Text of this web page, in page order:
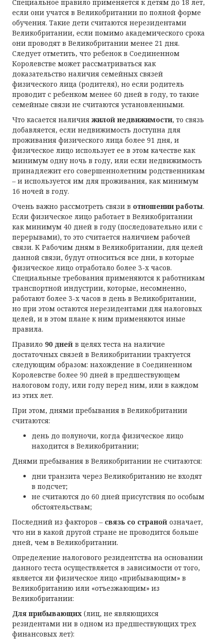
Специальное правило применяется к детям до 18 лет,
если они учатся в Великобритании по полной форме
обучения. Такие дети считаются нерезидентами
Великобритании, если помимо академического срока
они проводят в Великобритании менее 21 дня.
Следует отметить, что ребенок в Соединенном
Королевстве может рассматриваться как
доказательство наличия семейных связей
физического лица (родителя), но если родитель
проводит с ребенком менее 60 дней в году, то такие
семейные связи не считаются установленными.
Что касается наличия жилой недвижимости, то связь
добавляется, если недвижимость доступна для
проживания физического лица более 91 дня, и
физическое лицо использует ее в этом качестве как
минимум одну ночь в году, или если недвижимость
принадлежит его совершеннолетним родственникам
– и используется им для проживания, как минимум
16 ночей в году.
Очень важно рассмотреть связи в отношении работы.
Если физическое лицо работает в Великобритании
как минимум 40 дней в году (последовательно или с
перерывами), то это считается наличием рабочей
связи. К Рабочим дням в Великобритании, для целей
данной связи, будут относиться все дни, в которые
физическое лицо отработало более 3-х часов.
Специальные требования применяются к работникам
транспортной индустрии, которые, несомненно,
работают более 3-х часов в день в Великобритании,
но при этом остаются нерезидентами для налоговых
целей, и в этом плане к ним применяются иные
правила.
Правило 90 дней в целях теста на наличие
достаточных связей в Великобритании трактуется
следующим образом: нахождение в Соединенном
Королевстве более 90 дней в предшествующем
налоговом году, или году перед ним, или в каждом
из этих лет.
При этом, днями пребывания в Великобритании
считаются:
день до полуночи, когда физическое лицо
находится в Великобритании;
Днями пребывания в Великобритании не считаются:
дни транзита через Великобританию не входят
в подсчет;
не считаются до 60 дней присутствия по особым
обстоятельствам;
Последний из факторов – связь со страной означает,
что ни в какой другой стране не проводится больше
дней, чем в Великобритании.
Определение налогового резидентства на основании
данного теста осуществляется в зависимости от того,
является ли физическое лицо «прибывающим» в
Великобританию или «отъезжающим» из
Великобритании:
Для прибывающих (лиц, не являющихся
резидентами ни в одном из предшествующих трех
финансовых лет):